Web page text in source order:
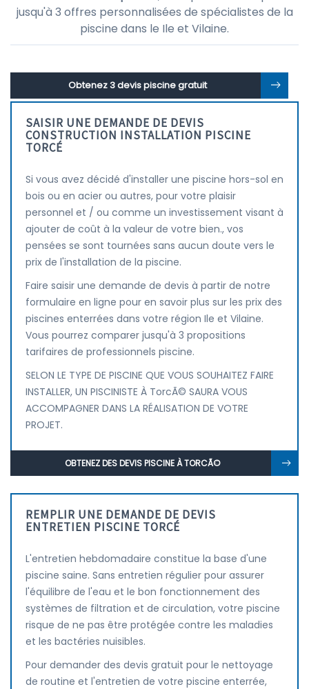
jusqu'à 3 offres personnalisées de spécialistes de la
piscine dans le Ile et Vilaine.
Obtenez 3 devis piscine gratuit
SAISIR UNE DEMANDE DE DEVIS
CONSTRUCTION INSTALLATION PISCINE
TORCÉ
Si vous avez décidé d'installer une piscine hors-sol en
bois ou en acier ou autres, pour votre plaisir
personnel et / ou comme un investissement visant à
ajouter de coût à la valeur de votre bien., vos
pensées se sont tournées sans aucun doute vers le
prix de l'installation de la piscine.
Faire saisir une demande de devis à partir de notre
formulaire en ligne pour en savoir plus sur les prix des
piscines enterrées dans votre région Ile et Vilaine.
Vous pourrez comparer jusqu'à 3 propositions
tarifaires de professionnels piscine.
SELON LE TYPE DE PISCINE QUE VOUS SOUHAITEZ FAIRE
INSTALLER, UN PISCINISTE À TorcÃ© SAURA VOUS
ACCOMPAGNER DANS LA RÉALISATION DE VOTRE
PROJET.
OBTENEZ DES DEVIS PISCINE À TORCÃ©
REMPLIR UNE DEMANDE DE DEVIS
ENTRETIEN PISCINE TORCÉ
L'entretien hebdomadaire constitue la base d'une
piscine saine. Sans entretien régulier pour assurer
l'équilibre de l'eau et le bon fonctionnement des
systèmes de filtration et de circulation, votre piscine
risque de ne pas être protégée contre les maladies
et les bactéries nuisibles.
Pour demander des devis gratuit pour le nettoyage
de routine et l'entretien de votre piscine enterrée,